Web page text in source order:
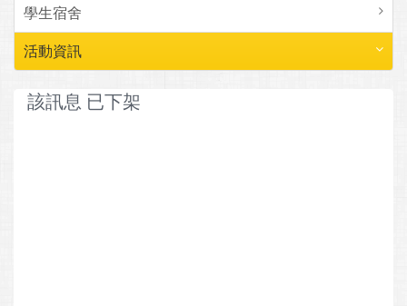
學生宿舍
活動資訊
該訊息 已下架